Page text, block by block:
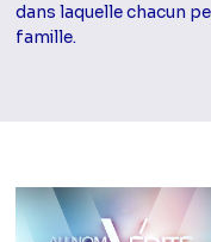
dans laquelle chacun
famille.